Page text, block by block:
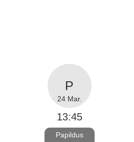
24 Mar.
13:45
Papildus